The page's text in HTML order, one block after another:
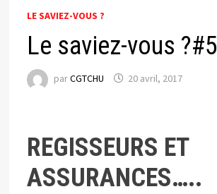
LE SAVIEZ-VOUS ?
Le saviez-vous ?#5
parCGTCHU 20 avril, 2017
REGISSEURS ET
ASSURANCES…..